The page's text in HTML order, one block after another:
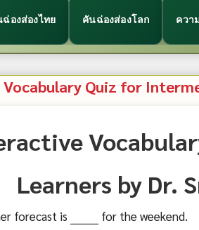
ฉ่องส่องไทย คันฉ่องส่องโลก ควา
Quiz for
Learners by Dr.
forecast is ________ for the weekend.